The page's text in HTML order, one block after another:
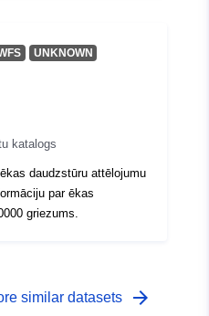
UNKNOWN
katalogs
daudzstūru attēlojumu
par ēkas
griezums.
similar datasets arrow_forward